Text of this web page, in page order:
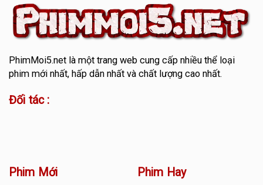
PhimMoi5.netlà một trang web cung cấp nhiều thể loại
phim mới nhất, hấp dẫn nhất và chất lượng cao nhất.
Đối tác :
Phim Mới Phim Hay